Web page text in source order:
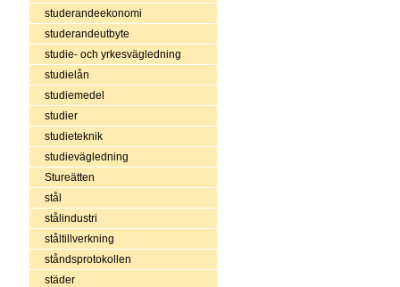
studerandeekonomi
studerandeutbyte
studie- och yrkesvägledning
studielån
studiemedel
studier
studieteknik
studievägledning
Stureätten
stål
stålindustri
ståltillverkning
ståndsprotokollen
städer